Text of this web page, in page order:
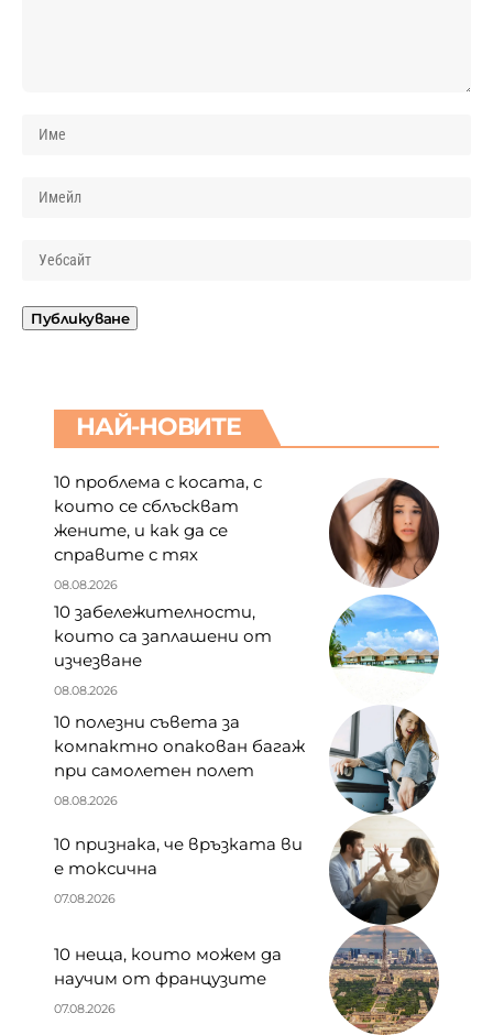
НАЙ-НОВИТЕ
10 проблема с косата, с
които се сблъскват
жените, и как да се
справите с тях
08.08.2026
10 забележителности,
които са заплашени от
изчезване
08.08.2026
10 полезни съвета за
компактно опакован багаж
при самолетен полет
08.08.2026
10 признака, че връзката ви
е токсична
07.08.2026
10 неща, които можем да
научим от французите
07.08.2026